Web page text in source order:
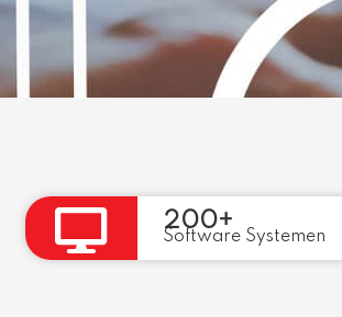
200+
Software Systemen